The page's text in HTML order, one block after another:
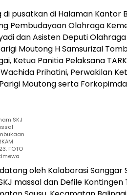
pusatkan di Halaman Kantor
Pembudayaan Olahraga
dan Asisten Deputi Olahraga
Moutong H Samsurizal
Ketua Panitia Pelaksana
Prihatini, Perwakilan
Moutong serta
SKJ
FOTO
oleh Kalaborasi Sanggar
massal dan Defile Kontingen